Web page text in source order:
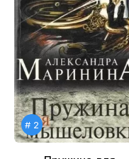
15
16
17
18
19
# 2